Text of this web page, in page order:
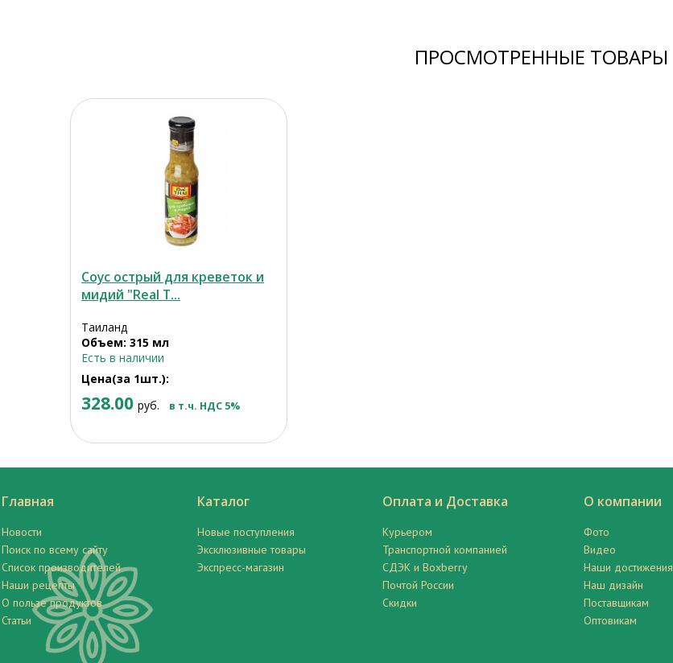
ПРОСМОТРЕННЫЕ ТОВАРЫ
Соус острый для креветок и
мидий "Real T...
Таиланд
Объем: 315 мл
Есть в наличии
Цена(за 1шт.):
328.00 руб. в т.ч. НДС 5%
Главная
Новости
Поиск по всему сайту
Список производителей
Наши рецепты
О пользе продуктов
Статьи
Каталог
Новые поступления
Эксклюзивные товары
Экспресс-магазин
Оплата и Доставка
Курьером
Транспортной компанией
СДЭК и Boxberry
Почтой России
Скидки
О компании
Фото
Видео
Наши достижения
Наш дизайн
Поставщикам
Оптовикам